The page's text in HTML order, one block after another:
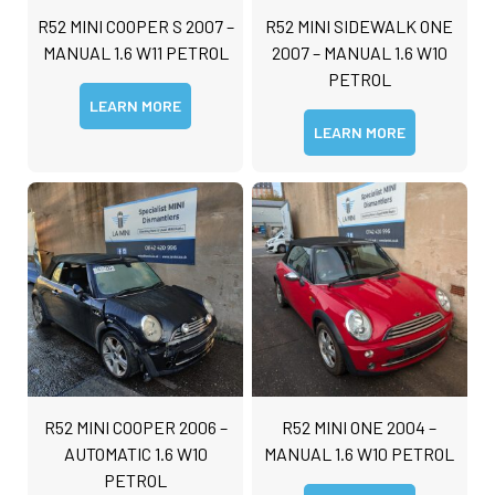
R52 MINI COOPER S 2007 –
MANUAL 1.6 W11 PETROL
LEARN MORE
R52 MINI SIDEWALK ONE
2007 – MANUAL 1.6 W10
PETROL
LEARN MORE
R52 MINI COOPER 2006 –
AUTOMATIC 1.6 W10
PETROL
R52 MINI ONE 2004 –
MANUAL 1.6 W10 PETROL
N
a
m
e
*
D
e
t
a
i
l
s
First Last
C
o
m
m
n
t
o